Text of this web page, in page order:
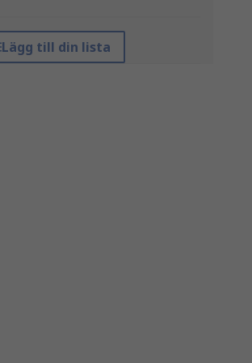
Lägg till din lista